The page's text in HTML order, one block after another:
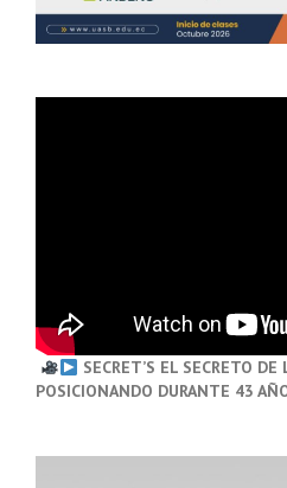
SECRET’S EL SECRETO
POSICIONANDO DURANTE 43